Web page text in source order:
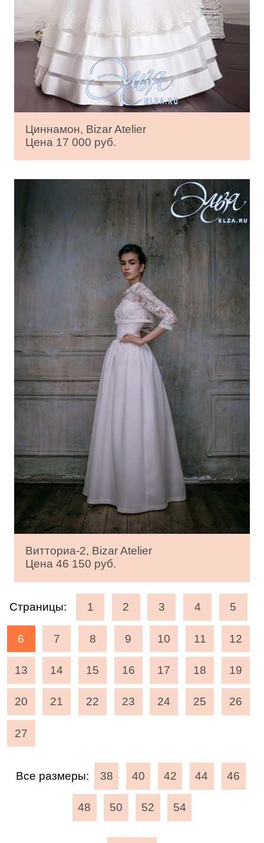
Циннамон, Bizar Atelier
Цена 17 000 руб.
Витториа-2, Bizar Atelier
Цена 46 150 руб.
Страницы: 1 2 3 4 5
6 7 8 9 10 11 12
13 14 15 16 17 18 19
20 21 22 23 24 25 26
27
Все размеры: 38 40 42 44 46
48 50 52 54